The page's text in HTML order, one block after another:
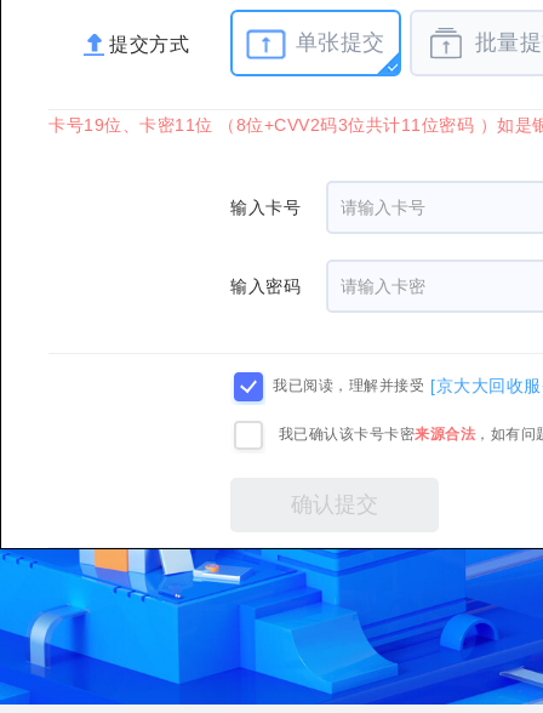
提交方式 单张提交 批量
卡号19位、卡密11位 （8位+CVV2码3位共计11位密码 ）如是
输入卡号
输入密码
我已阅读，理解并接受 [京大大回收
我已确认该卡号卡密来源合法 ，如有